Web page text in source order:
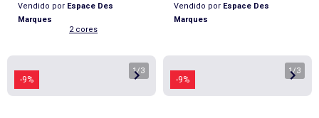
Vendido por Espace Des
Marques
2 cores
Vendido por Espace Des
Marques
-9%
1/3
-9%
1/3